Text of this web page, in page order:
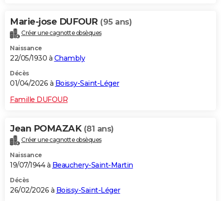
Marie-jose DUFOUR (95 ans)
Créer une cagnotte obsèques
Naissance
22/05/1930 à Chambly
Décès
01/04/2026 à Boissy-Saint-Léger
Famille DUFOUR
Jean POMAZAK (81 ans)
Créer une cagnotte obsèques
Naissance
19/07/1944 à Beauchery-Saint-Martin
Décès
26/02/2026 à Boissy-Saint-Léger